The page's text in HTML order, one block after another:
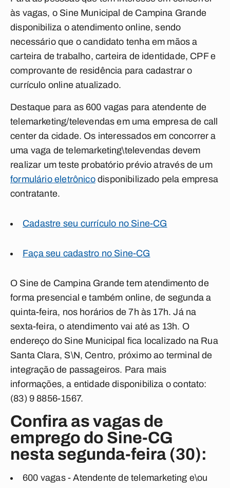
às vagas, o Sine Municipal de Campina Grande
disponibiliza o atendimento online, sendo
necessário que o candidato tenha em mãos a
carteira de trabalho, carteira de identidade, CPF e
comprovante de residência para cadastrar o
currículo online atualizado.
Destaque para as 600 vagas para atendente de
telemarketing/televendas em uma empresa de call
center da cidade. Os interessados em concorrer a
uma vaga de telemarketing\televendas devem
realizar um teste probatório prévio através de um
formulário eletrônicodisponibilizado pela empresa
contratante.
Cadastre seu currículo no Sine-CG
Faça seu cadastro no Sine-CG
O Sine de Campina Grande tem atendimento de
forma presencial e também online, de segunda a
quinta-feira, nos horários de 7h às 17h. Já na
sexta-feira, o atendimento vai até as 13h. O
endereço do Sine Municipal fica localizado na Rua
Santa Clara, S\N, Centro, próximo ao terminal de
integração de passageiros. Para mais
informações, a entidade disponibiliza o contato:
(83) 9 8856-1567.
Confira as vagas de
emprego do Sine-CG
nesta segunda-feira (30):
600 vagas - Atendente de telemarketing e\ou